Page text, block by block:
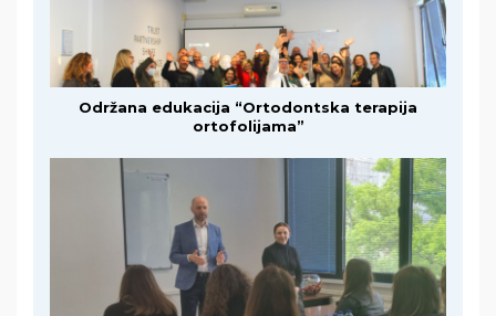
Održana edukacija “Ortodontska terapija
ortofolijama”